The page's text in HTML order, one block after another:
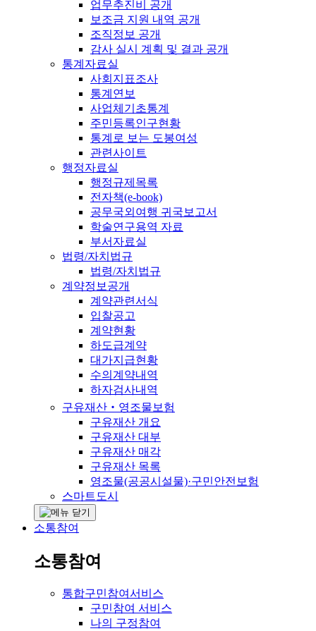
업무추진비 공개
보조금 지원 내역 공개
조직정보 공개
감사 실시 계획 및 결과 공개
통계자료실
사회지표조사
통계연보
사업체기초통계
주민등록인구현황
통계로 보는 도봉여성
관련사이트
행정자료실
행정규제목록
전자책(e-book)
공무국외여행 귀국보고서
학술연구용역 자료
부서자료실
법령/자치법규
법령/자치법규
계약정보공개
계약관련서식
입찰공고
계약현황
하도급계약
대가지급현황
수의계약내역
하자검사내역
구유재산‧영조물보험
구유재산 개요
구유재산 대부
구유재산 매각
구유재산 목록
영조물(공공시설물)·구민안전보험
스마트도시
소통참여
소통참여
통합구민참여서비스
구민참여 서비스
나의 구정참여